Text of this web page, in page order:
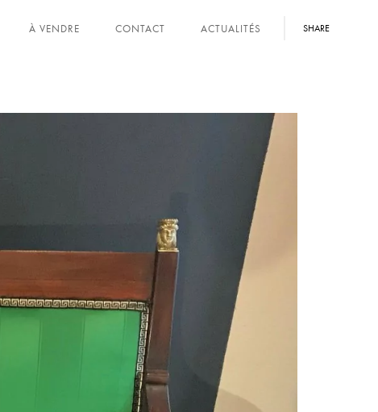
SHARE
À VENDRE CONTACT ACTUALITÉS